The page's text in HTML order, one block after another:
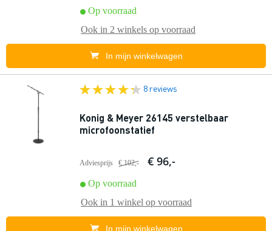
Op voorraad
Ook in 2 winkels op voorraad
In mijn winkelwagen
8 reviews
Konig & Meyer 26145 verstelbaar
microfoonstatief
Adviesprijs € 102,- € 96,-
Op voorraad
Ook in 1 winkel op voorraad
In mijn winkelwagen